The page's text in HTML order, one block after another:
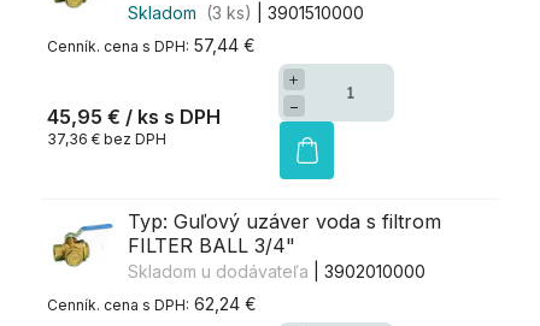
Skladom (3 ks)
| 3901510000
57,44 €
45,95 € / ks
37,36 € bez DPH
+
−
Typ: Guľový uzáver voda s filtrom
FILTER BALL 3/4"
Skladom u dodávateľa
| 3902010000
62,24 €